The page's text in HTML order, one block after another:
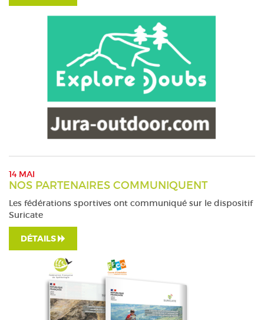
14 MAI
NOS PARTENAIRES COMMUNIQUENT
Les fédérations sportives ont communiqué sur le dispositif
Suricate
DÉTAILS